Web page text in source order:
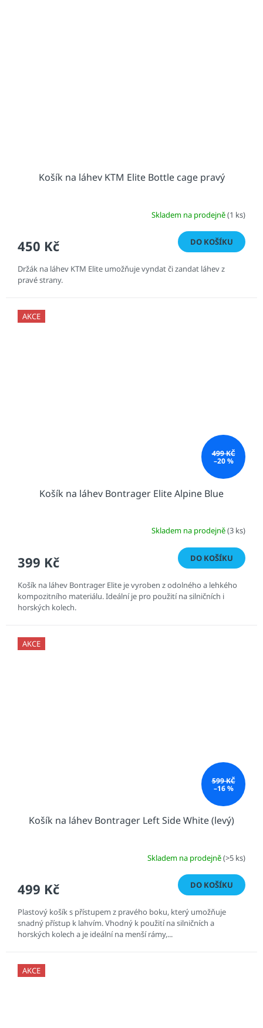
Košík na láhev KTM Elite Bottle cage pravý
Skladem na prodejně(1 ks)
450 Kč DO KOŠÍKU
Držák na láhev KTM Elite umožňuje vyndat či zandat láhev z
pravé strany.
AKCE
499 KČ
–20 %
Košík na láhev Bontrager Elite Alpine Blue
Skladem na prodejně(3 ks)
399 Kč DO KOŠÍKU
Košík na láhev Bontrager Elite je vyroben z odolného a lehkého
kompozitního materiálu. Ideální je pro použití na silničních i
horských kolech.
AKCE
599 KČ
–16 %
Košík na láhev Bontrager Left Side White (levý)
Skladem na prodejně(>5 ks)
499 Kč DO KOŠÍKU
Plastový košík s přístupem z pravého boku, který umožňuje
snadný přístup k lahvím. Vhodný k použití na silničních a
horských kolech a je ideální na menší rámy,...
AKCE